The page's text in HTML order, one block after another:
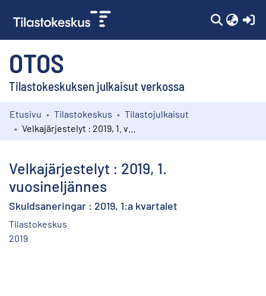
OTOS
Tilastokeskuksen julkaisut verkossa
Kokoelmat
Etusivu Tilastokeskus
Tilastojulkaisut
Velkajärjestelyt : 2019, 1.
vuosineljännes
Skuldsaneringar : 2019, 1:a kvartalet
Tilastokeskus
2019